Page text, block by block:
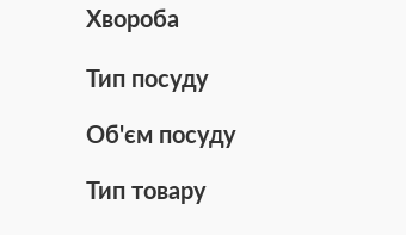
Шлунково-кишкові розлади
Хвороба
Тип посуду
Об'єм посуду
Тип товару